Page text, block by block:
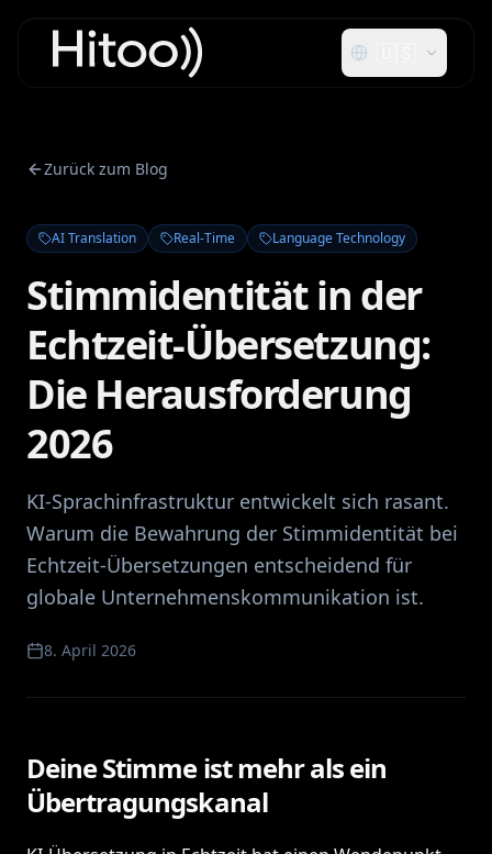
Zurück zum Blog
AI Translation Real-Time Language Technology
Stimmidentität in der
Echtzeit-Übersetzung:
Die Herausforderung
2026
KI-Sprachinfrastruktur entwickelt sich rasant.
Warum die Bewahrung der Stimmidentität bei
Echtzeit-Übersetzungen entscheidend für
globale Unternehmenskommunikation ist.
8. April 2026
Deine Stimme ist mehr als ein
Übertragungskanal